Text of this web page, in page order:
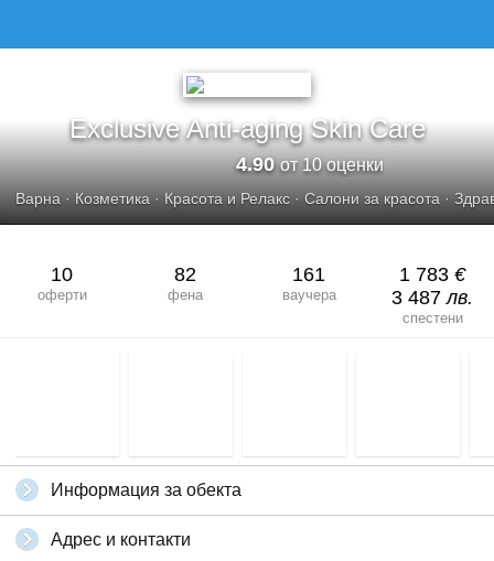
Exclusive Anti-aging Skin Care
4.90от 10 оценки
Варна · Козметика · Красота и Релакс · Салони за красота ·
10
оферти
82
фена
161
ваучера
1 783 €
3 487лв.
спестени
Информация за обекта
Адрес и контакти